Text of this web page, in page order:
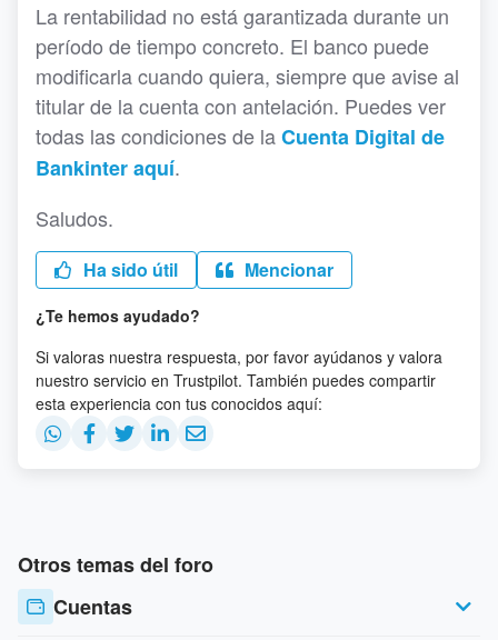
La rentabilidad no está garantizada durante un
período de tiempo concreto. El banco puede
modificarla cuando quiera, siempre que avise al
titular de la cuenta con antelación. Puedes ver
todas las condiciones de laCuenta Digital de
Bankinter aquí.
Saludos.
Ha sido útil Mencionar
¿Te hemos ayudado?
Si valoras nuestra respuesta, por favor ayúdanos y valora
nuestro servicio en Trustpilot. También puedes compartir
esta experiencia con tus conocidos aquí:
Otros temas del foro
Cuentas